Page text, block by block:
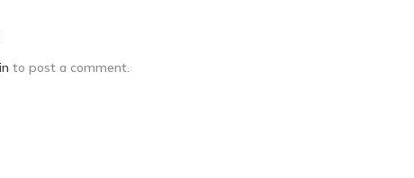
to post a comment.